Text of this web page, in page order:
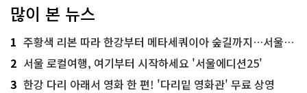
많이 본 뉴스
1 주황색 리본 따라 한강부터 메타세쿼이아 숲길까지…서울둘레길 15코스
2 서울 로컬여행, 여기부터 시작하세요 '서울에디션25'
3 한강 다리 아래서 영화 한 편! '다리밑 영화관' 무료 상영